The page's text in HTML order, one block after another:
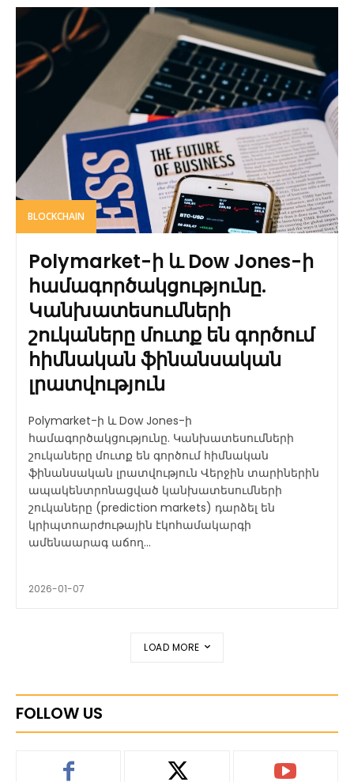
BLOCKCHAIN
Polymarket-ի և Dow Jones-ի
համագործակցությունը.
Կանխատեսումների
շուկաները մուտք են գործում
հիմնական ֆինանսական
լրատվություն
Polymarket-ի և Dow Jones-ի
համագործակցությունը. Կանխատեսումների
շուկաները մուտք են գործում հիմնական
ֆինանսական լրատվություն Վերջին տարիներին
ապակենտրոնացված կանխատեսումների
շուկաները (prediction markets) դարձել են
կրիպտոարժութային էկոհամակարգի
ամենաարագ աճող...
2026-01-07
LOAD MORE
FOLLOW US